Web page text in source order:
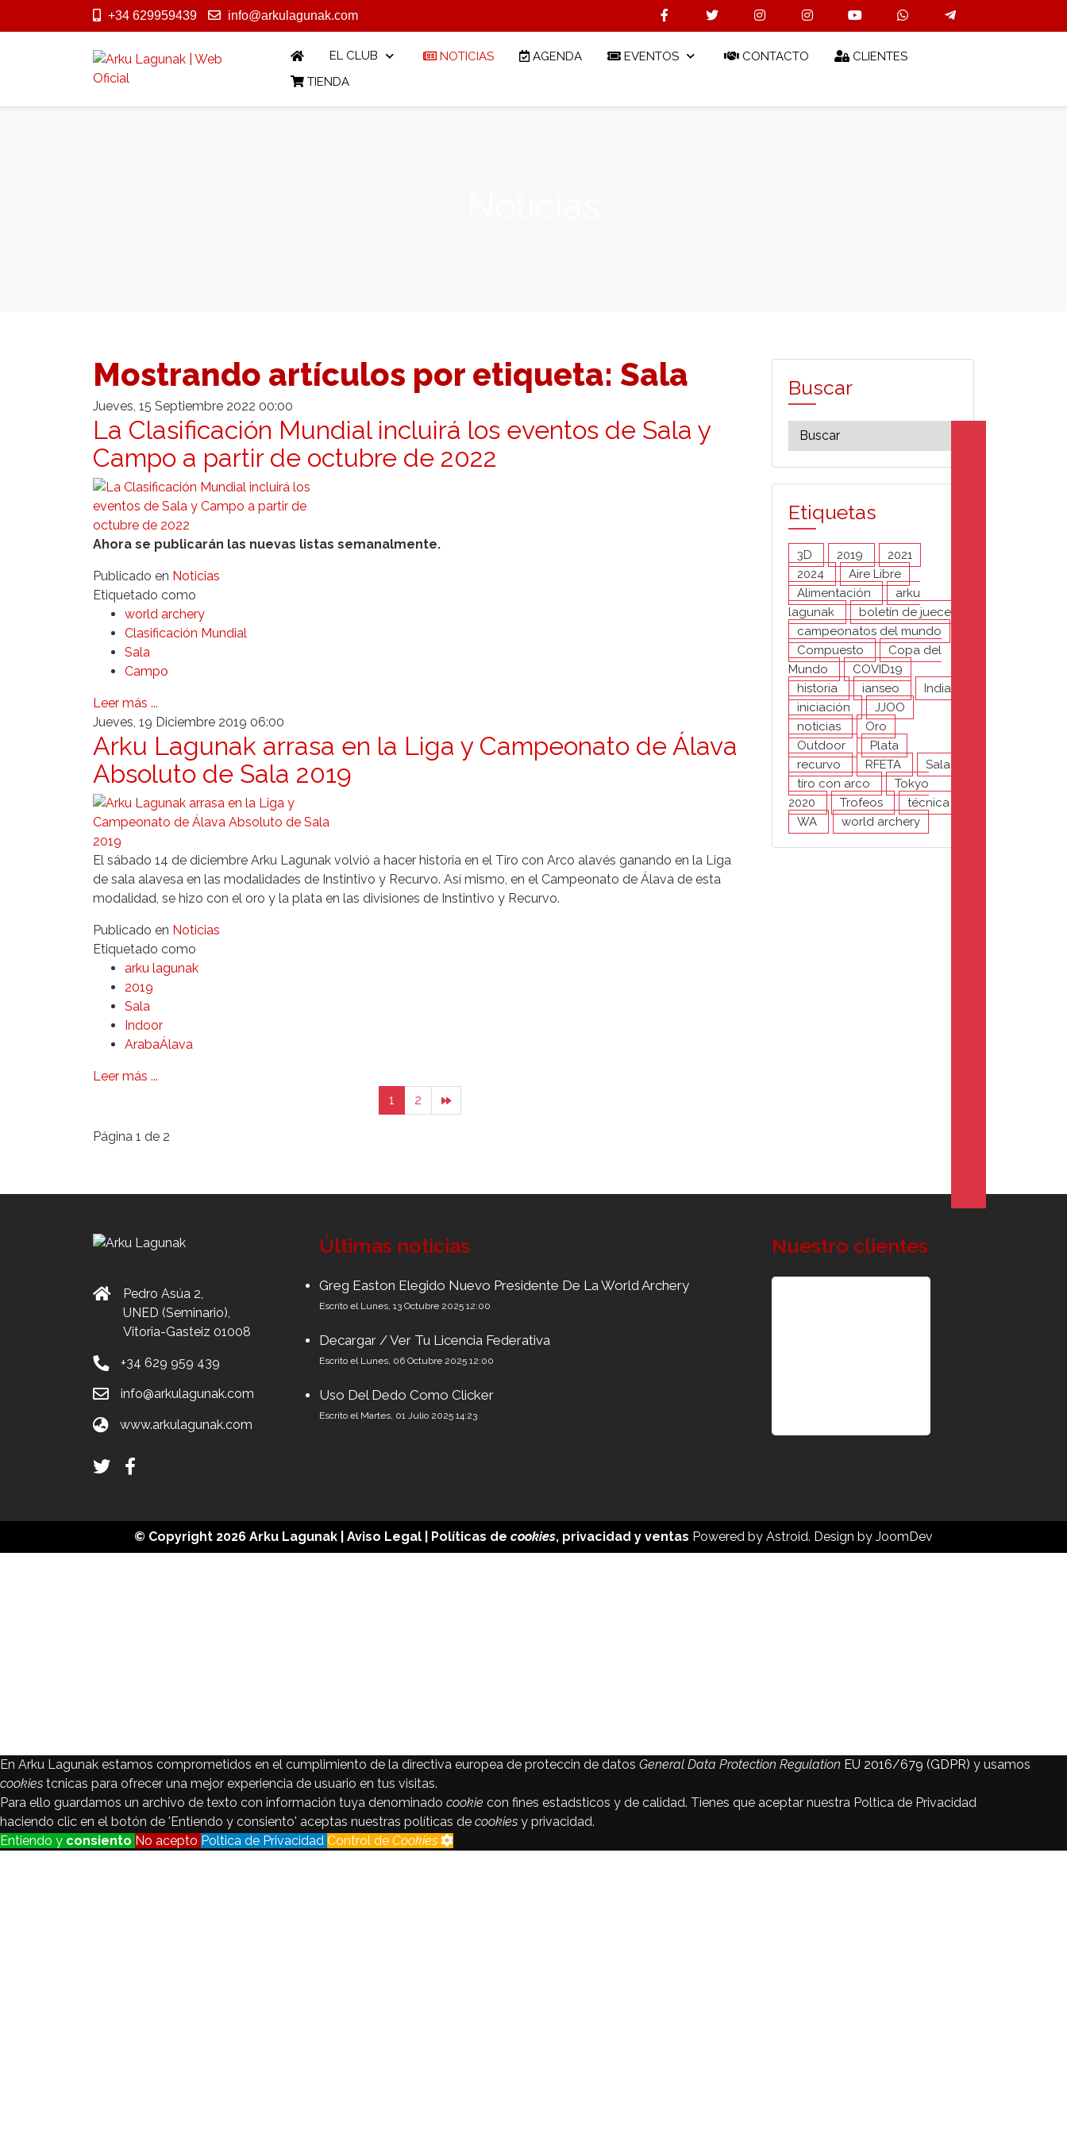
+34 629959439 info@arkulagunak.com
EL CLUB NOTICIAS AGENDA EVENTOS CONTACTO
CLIENTES
TIENDA
Mostrando artículos por etiqueta: Sala
Jueves, 15 Septiembre 2022 00:00
La Clasificación Mundial incluirá los eventos de Sala y
Campo a partir de octubre de 2022
Ahora se publicarán las nuevas listas semanalmente.
Publicado en Noticias
Etiquetado como
world archery
Clasificación Mundial
Sala
Campo
Leer más ...
Jueves, 19 Diciembre 2019 06:00
Arku Lagunak arrasa en la Liga y Campeonato de Álava
Absoluto de Sala 2019
El sábado 14 de diciembre Arku Lagunak volvió a hacer historia en el Tiro con Arco alavés ganando en la Liga
de sala alavesa en las modalidades de Instintivo y Recurvo. Así mismo, en el Campeonato de Álava de esta
modalidad, se hizo con el oro y la plata en las divisiones de Instintivo y Recurvo.
Publicado en Noticias
Etiquetado como
arku lagunak
2019
Sala
Indoor
ArabaÁlava
Leer más ...
1
2
Página 1 de 2
Buscar
Etiquetas
3D 2019
2021
2024
Aire Libre
Alimentación
arku
lagunak
boletín de jueces
campeonatos del mundo
Compuesto
Copa del
Mundo
COVID19
historia
ianseo
India
iniciación
JJOO
noticias
Oro
Outdoor
Plata
recurvo
RFETA
Sala
tiro con arco
Tokyo
2020
Trofeos
técnica
WA
world archery
Pedro Asúa 2,
UNED (Seminario),
Vitoria-Gasteiz 01008
+34 629 959 439
info@arkulagunak.com
www.arkulagunak.com
Últimas noticias
Greg Easton Elegido Nuevo Presidente De La World Archery
Escrito el Lunes, 13 Octubre 2025 12:00
Decargar / Ver Tu Licencia Federativa
Escrito el Lunes, 06 Octubre 2025 12:00
Uso Del Dedo Como Clicker
Escrito el Martes, 01 Julio 2025 14:23
Nuestro clientes
© Copyright 2026 Arku Lagunak Aviso Legal | Políticas de cookies, privacidad y ventas Powered by Astroid. Design by JoomDev
En Arku Lagunak estamos comprometidos en el cumplimiento de la directiva europea de proteccin de datos General Data Protection Regulation EU 2016/679 (GDPR) y usamos
cookies tcnicas para ofrecer una mejor experiencia de usuario en tus visitas.
Para ello guardamos un archivo de texto con información tuya denominado cookie con fines estadsticos y de calidad. Tienes que aceptar nuestra Poltica de Privacidad
haciendo clic en el botón de 'Entiendo y consiento' aceptas nuestras políticas de cookies y privacidad.
Entiendo y consiento No acepto Poltica de Privacidad Control de Cookies